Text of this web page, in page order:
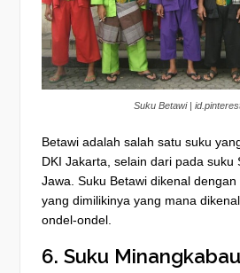
Suku Betawi |
Betawi adalah salah satu suku
DKI Jakarta, selain dari pada suku
Jawa. Suku Betawi dikenal
yang dimilikinya yang mana
ondel-ondel.
6. Suku Minangkabau